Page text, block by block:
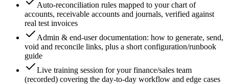
Auto-reconciliation rules mapped to your chart of
accounts, receivable accounts and journals, verified against
real test invoices
Admin & end-user documentation: how to generate, send,
void and reconcile links, plus a short configuration/runbook
guide
Live training session for your finance/sales team
(recorded) covering the day-to-day workflow and edge cases